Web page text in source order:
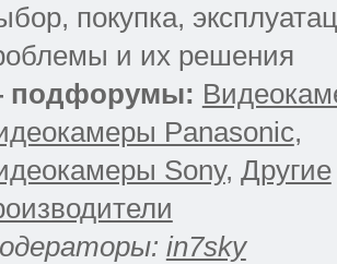
покупка,
и их решения
Panasonic,
Sony, Другие
in7sky